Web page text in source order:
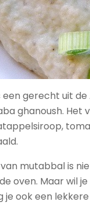
een gerecht uit
ghanoush. Het
mutabbal is
oven. Maar wil
je ook een